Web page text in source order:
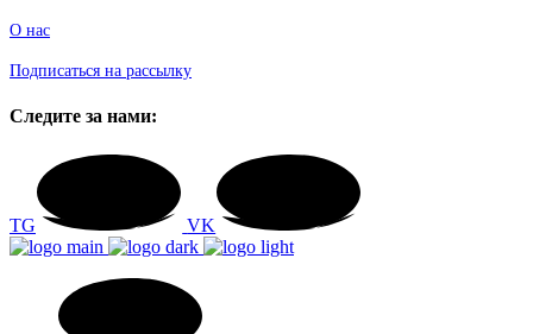
О нас
Подписаться на рассылку
Следите за нами:
TG VK